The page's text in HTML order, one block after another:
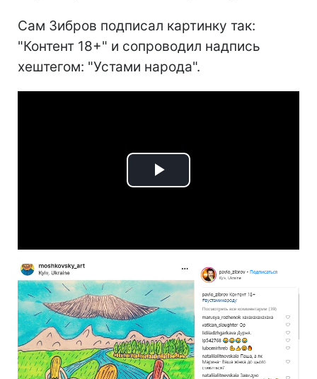
Сам Зибров подписал картинку так:
"Контент 18+" и сопроводил надпись
хештегом: "Устами народа".
Play